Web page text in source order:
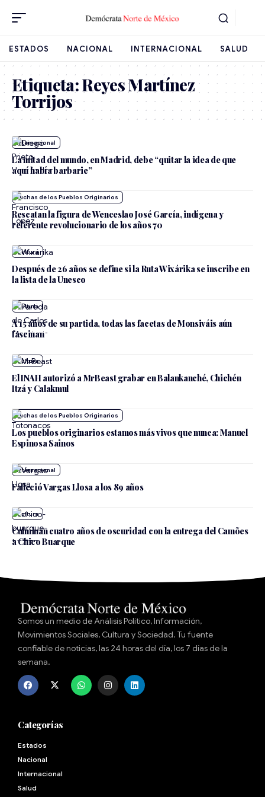
ESTADOS NACIONAL INTERNACIONAL SALUD
Etiqueta:Reyes Martínez
Torrijos
Internacional
La mitad del mundo, en Madrid, debe “quitar la idea de que
aquí había barbarie”
Luchas de los Pueblos Originarios
Rescatan la figura de Wenceslao José García, indígena y
referente revolucionario de los años 70
Cultura
Después de 26 años se define si la Ruta Wixárika se inscribe en
la lista de la Unesco
Cultura
A 15 años de su partida, todas las facetas de Monsiváis aún
fascinan
Cultura
El INAH autorizó a MrBeast grabar en Balankanché, Chichén
Itzá y Calakmul
Luchas de los Pueblos Originarios
Los pueblos originarios estamos más vivos que nunca: Manuel
Espinosa Sainos
Internacional
Falleció Vargas Llosa a los 89 años
Cultura
Culminan cuatro años de oscuridad con la entrega del Camões
a Chico Buarque
Somos un medio de Análisis Político, Información,
Movimientos Sociales, Cultura y Sociedad. Tu fuente
confiable de noticias, las 24 horas del día, los 7 días de la
semana.
Categorías
Estados
Nacional
Internacional
Salud